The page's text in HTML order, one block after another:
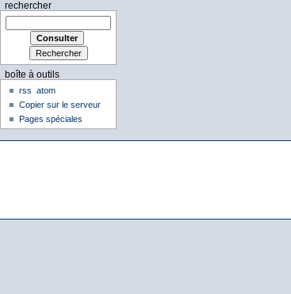
rechercher
boîte à outils
rss
atom
Copier sur le serveur
Pages spéciales